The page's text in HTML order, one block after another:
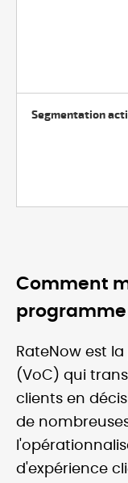
Segmentation
Comment
programme
RateNow est
(VoC) qui
clients en
de
d'expérience